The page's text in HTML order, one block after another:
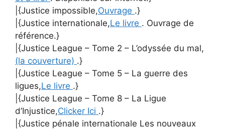
|{Justice impossible,Ouvrage .}
|{Justice internationale,Le livre . Ouvrage de
référence.}
|{Justice League – Tome 2 – L’odyssée du mal,
(la couverture) .}
|{Justice League – Tome 5 – La guerre des
ligues,Le livre .}
|{Justice League – Tome 8 – La Ligue
d’Injustice,Clicker Ici .}
|{Justice pénale internationale Les nouveaux